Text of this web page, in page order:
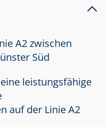
A2 zwischen
Süd
leistungsfähige
auf der Linie A2